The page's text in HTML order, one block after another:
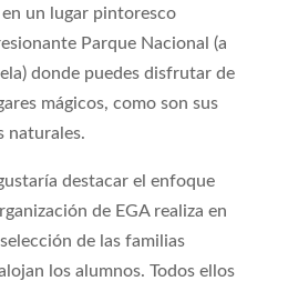
en un lugar pintoresco
Parque Nacional (a
donde puedes disfrutar de
mágicos, como son sus
naturales.
destacar el enfoque
de EGA realiza en
de las familias
los alumnos. Todos ellos